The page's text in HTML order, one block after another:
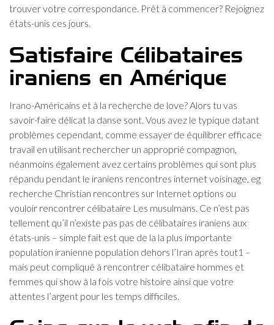
trouver votre correspondance. Prêt à commencer? Rejoignez
états-unis ces jours.
Satisfaire Célibataires
iraniens en Amérique
Irano-Américains et à la recherche de love? Alors tu vas
savoir-faire délicat la danse sont. Vous avez le typique datant
problèmes cependant, comme essayer de équilibrer efficace
travail en utilisant rechercher un approprié compagnon,
néanmoins également avez certains problèmes qui sont plus
répandu pendant le iraniens rencontres internet voisinage, eg
recherche Christian rencontres sur Internet options ou
vouloir rencontrer célibataire Les musulmans. Ce n’est pas
tellement qu’il n’existe pas pas de célibataires iraniens aux
états-unis – simple fait est que de la la plus importante
population iranienne population dehors l’Iran après tout1 –
mais peut compliqué à rencontrer célibataire hommes et
femmes qui show à la fois votre histoire ainsi que votre
attentes l’argent pour les temps difficiles.